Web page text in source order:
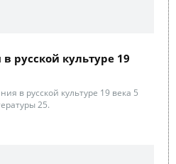
русской культуре 19
в русской культуре 19 века 5
25.